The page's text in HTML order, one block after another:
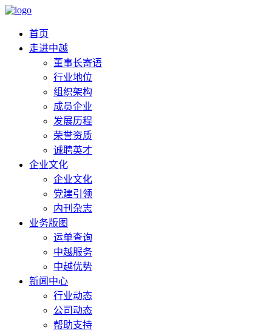
首页
走进中越
董事长寄语
行业地位
组织架构
成员企业
发展历程
荣誉资质
诚聘英才
企业文化
企业文化
党建引领
内刊杂志
业务版图
运单查询
中越服务
中越优势
新闻中心
行业动态
公司动态
帮助支持